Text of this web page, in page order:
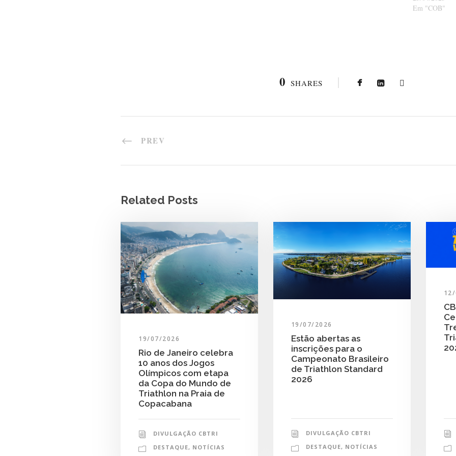
Em "COB"
0 SHARES
PREV
Related Posts
19/07/2026
Rio de Janeiro celebra
10 anos dos Jogos
Olímpicos com etapa
da Copa do Mundo de
Triathlon na Praia de
Copacabana
DIVULGAÇÃO CBTRI
DESTAQUE, NOTÍCIAS
19/07/2026
Estão abertas as
inscrições para o
Campeonato Brasileiro
de Triathlon Standard
2026
DIVULGAÇÃO CBTRI
DESTAQUE, NOTÍCIAS